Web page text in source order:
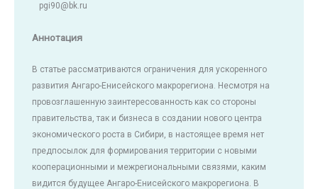
pgi90@bk.ru
Аннотация
В статье рассматриваются ограничения для ускоренного
развития Ангаро-Енисейского макрорегиона. Несмотря на
провозглашенную заинтересованность как со стороны
правительства, так и бизнеса в создании нового центра
экономического роста в Сибири, в настоящее время нет
предпосылок для формирования территории с новыми
кооперационными и межрегиональными связями, каким
видится будущее Ангаро-Енисейского макрорегиона. В